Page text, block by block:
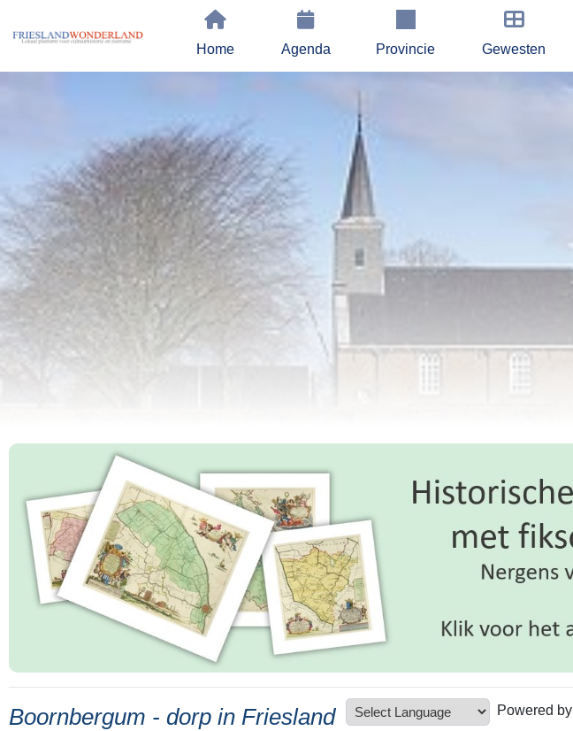
Home Agenda Provincie Gewesten
Boornbergum - dorp in Friesland Powered by